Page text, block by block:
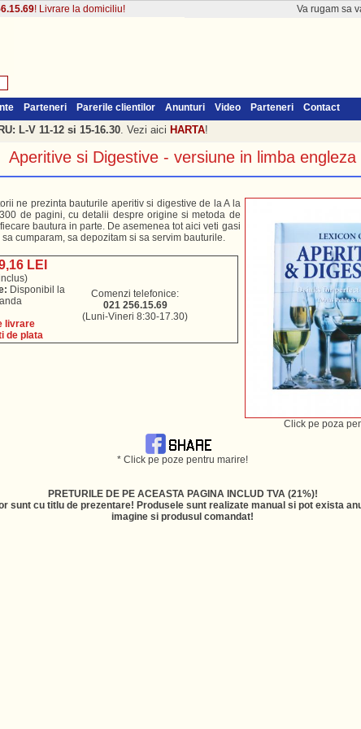
! Livrare la domiciliu! Va rugam sa
Parteneri Parerile clientilor Anunturi Video Parteneri Contact
L-V 11-12 si 15-16.30. Vezi aici HARTA!
Aperitive si Digestive - versiune in limba engleza
ne prezinta bauturile aperitiv si digestive de la A la
de pagini, cu detalii despre origine si metoda de
bautura in parte. De asemenea tot aici veti gasi
cumparam, sa depozitam si sa servim bauturile.
LEI
Disponibil la
livrare
de plata
Comenzi telefonice:
021 256.15.69
(Luni-Vineri 8:30-17.30)
Click pe poza
* Click pe poze pentru marire!
PRETURILE DE PE ACEASTA PAGINA INCLUD TVA (21%)!
sunt cu titlu de prezentare! Produsele sunt realizate manual si pot exista
imagine si produsul comandat!